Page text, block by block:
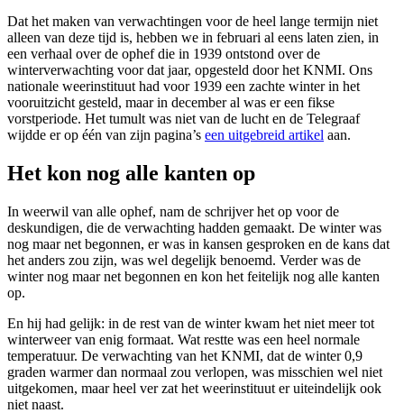
Dat het maken van verwachtingen voor de heel lange termijn niet
alleen van deze tijd is, hebben we in februari al eens laten zien, in
een verhaal over de ophef die in 1939 ontstond over de
winterverwachting voor dat jaar, opgesteld door het KNMI. Ons
nationale weerinstituut had voor 1939 een zachte winter in het
vooruitzicht gesteld, maar in december al was er een fikse
vorstperiode. Het tumult was niet van de lucht en de Telegraaf
wijdde er op één van zijn pagina’s een uitgebreid artikel aan.
Het kon nog alle kanten op
In weerwil van alle ophef, nam de schrijver het op voor de
deskundigen, die de verwachting hadden gemaakt. De winter was
nog maar net begonnen, er was in kansen gesproken en de kans dat
het anders zou zijn, was wel degelijk benoemd. Verder was de
winter nog maar net begonnen en kon het feitelijk nog alle kanten
op.
En hij had gelijk: in de rest van de winter kwam het niet meer tot
winterweer van enig formaat. Wat restte was een heel normale
temperatuur. De verwachting van het KNMI, dat de winter 0,9
graden warmer dan normaal zou verlopen, was misschien wel niet
uitgekomen, maar heel ver zat het weerinstituut er uiteindelijk ook
niet naast.